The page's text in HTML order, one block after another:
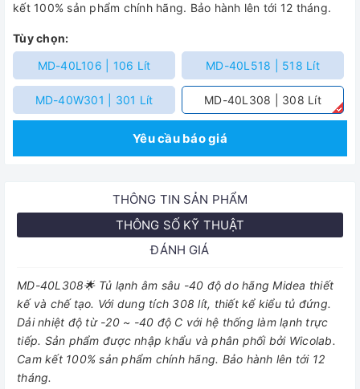
kết 100% sản phẩm chính hãng. Bảo hành lên tới 12 tháng.
Tùy chọn:
MD-40L106 | 106 Lít
MD-40L518 | 518 Lít
MD-40W301 | 301 Lít MD-40L308 | 308 Lít
Yêu cầu báo giá
THÔNG TIN SẢN PHẨM
THÔNG SỐ KỸ THUẬT
ĐÁNH GIÁ
MD-40L308🌟 Tủ lạnh âm sâu -40 độ do hãng Midea thiết
kế và chế tạo. Với dung tích 308 lít, thiết kể kiểu tủ đứng.
Dải nhiệt độ từ -20 ~ -40 độ C với hệ thống làm lạnh trực
tiếp. Sản phẩm được nhập khẩu và phân phối bởi Wicolab.
Cam kết 100% sản phẩm chính hãng. Bảo hành lên tới 12
tháng.